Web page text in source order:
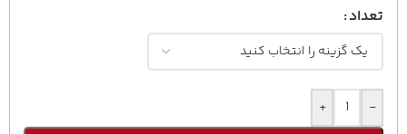
تعداد
-
+